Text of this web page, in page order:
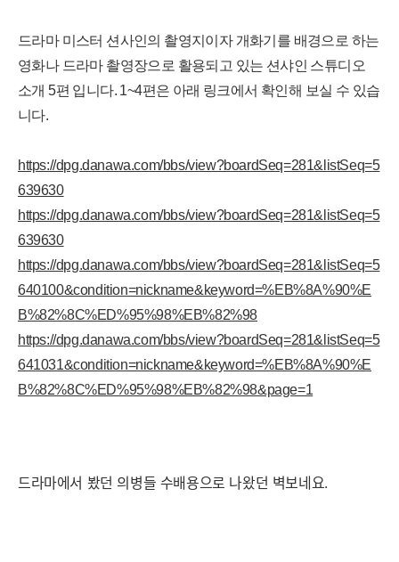
드라마 미스터 션사인의 촬영지이자 개화기를 배경으로 하는
영화나 드라마 촬영장으로 활용되고 있는 션샤인 스튜디오
소개 5편 입니다. 1~4편은 아래 링크에서 확인해 보실 수 있습
니다.
https://dpg.danawa.com/bbs/view?boardSeq=281&listSeq=5
639630
https://dpg.danawa.com/bbs/view?boardSeq=281&listSeq=5
639630
https://dpg.danawa.com/bbs/view?boardSeq=281&listSeq=5
640100&condition=nickname&keyword=%EB%8A%90%E
B%82%8C%ED%95%98%EB%82%98
https://dpg.danawa.com/bbs/view?boardSeq=281&listSeq=5
641031&condition=nickname&keyword=%EB%8A%90%E
B%82%8C%ED%95%98%EB%82%98&page=1
드라마에서 봤던 의병들 수배용으로 나왔던 벽보네요.